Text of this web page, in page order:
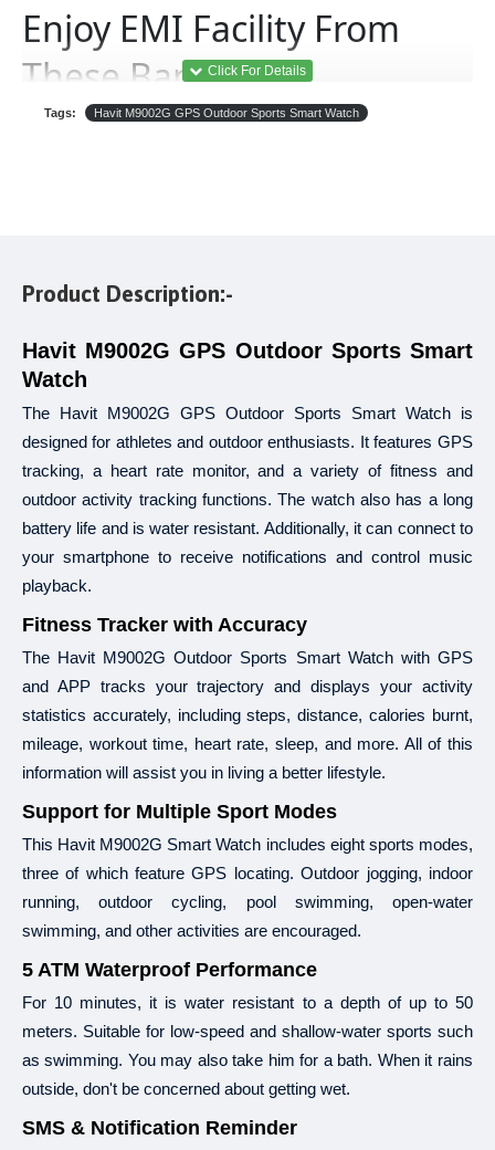
Enjoy EMI Facility From
These Banks
ইএমআই(Equated Monthly
একটি অর্ডারের পরিমাণ ন্যূনতম৫হাজার
০% ইন্টারেস্ট এবং অন্য কোন চার্জ কাটা হয় না।
কার্ডের
যাবে।
ইএমআই এর
Price"প্রযোজ্য।
বিস্তারিত জানতে কল করুন +৮৮ 09639259140,
+৮৮01913208040
২১টি ব্যাংক থেকে ইএমআই সুবিধা পাওয়া যাবে।
আল আরাফাহ ইসলামী ব্যাংক ৩, ৬, ৯এবং১২মাস
ব্র্যাক
সিটি
ব্যাংক(আমেরিকান এক্সপ্রেস কার্ড): ৩, ৬, ৯
ঢাকা
ব্যাংক(সুইপইট): ৩, ৬, ৯এবং১২ মাস
ডাচ- বাংলা ব্যাংক(ইন্সটাপে): ৩, ৬, ৯ এবং১২মাস
ইস্টার্ন
: ৩, ৬, ৯ এবং ১২ মাস
: ৩, ৬, ৯
মেঘনা ব্যাংক(স্মার্টপে): ৩, ৬, ৯এবং ১২মাস
মার্কেন্টাইল ব্যাংক(সিম্পলপে): ৩, ৬, ৯ এবং১২মাস
মিডল্যান্ড ব্যাংক(সিম্পলপে ): ৩, ৬, ৯এবং১২মাস
ব্যাংক ফ্লেক্সিপে
এনআরবি ব্যাংক: ৩, ৬, ৯এবং১২মাস
ওয়ান ব্যাংক (স্মার্টইমআই): ৩, ৬, ৯এবং১২মাস
প্রিমিয়ার ব্যাংক( কমফোর্টপে): ৩, ৬, ৯ এবং১২মাস
প্রাইম ব্যাংক: ৩, ৬, ৯এবং১২ মাস
স্ট্যান্ডার্ড চাটার্ড ব্যাংক: ৩এবং৬মাস
ট্রাষ্ট ব্যাংক( ইজিপে ): ৩, ৬, ৯এবং১২মাস
ইউনাইটেড
কমার্শিয়াল ( ইউ ): ৩, ৬ ৯ মাস
: ৩, ৬, ৯
Tags: Havit M9002G GPS Outdoor Sports Smart Watch
Product Description:-
Havit M9002G GPS Outdoor Sports Smart
Watch
The Havit M9002G GPS Outdoor Sports Smart Watch is
designed for athletes and outdoor enthusiasts. It features GPS
tracking, a heart rate monitor, and a variety of fitness and
outdoor activity tracking functions. The watch also has a long
battery life and is water resistant. Additionally, it can connect to
your smartphone to receive notifications and control music
playback.
Fitness Tracker with Accuracy
The Havit M9002G Outdoor Sports Smart Watch with GPS
and APP tracks your trajectory and displays your activity
statistics accurately, including steps, distance, calories burnt,
mileage, workout time, heart rate, sleep, and more. All of this
information will assist you in living a better lifestyle.
Support for Multiple Sport Modes
This Havit M9002G Smart Watch includes eight sports modes,
three of which feature GPS locating. Outdoor jogging, indoor
running, outdoor cycling, pool swimming, open-water
swimming, and other activities are encouraged.
5 ATM Waterproof Performance
For 10 minutes, it is water resistant to a depth of up to 50
meters. Suitable for low-speed and shallow-water sports such
as swimming. You may also take him for a bath. When it rains
outside, don't be concerned about getting wet.
SMS & Notification Reminder